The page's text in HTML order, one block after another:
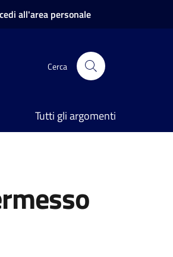
all'area personale
Cerca
Tutti gli argomenti